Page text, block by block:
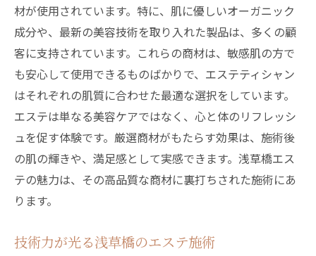
材が使用されています。特に、肌に優しいオーガニック
成分や、最新の美容技術を取り入れた製品は、多くの顧
客に支持されています。これらの商材は、敏感肌の方で
も安心して使用できるものばかりで、エステティシャン
はそれぞれの肌質に合わせた最適な選択をしています。
エステは単なる美容ケアではなく、心と体のリフレッシ
ュを促す体験です。厳選商材がもたらす効果は、施術後
の肌の輝きや、満足感として実感できます。浅草橋エス
テの魅力は、その高品質な商材に裏打ちされた施術にあ
ります。
技術力が光る浅草橋のエステ施術